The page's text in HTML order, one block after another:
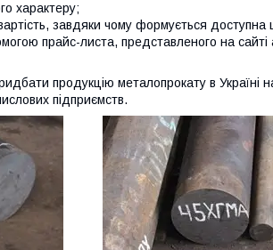
характеру;
завдяки чому формується доступна
прайс-листа, представленого на
продукцію металопрокату в Україні
підприємств.